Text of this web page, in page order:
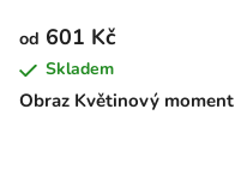
Obraz Květinový moment
od 601 Kč
Skladem